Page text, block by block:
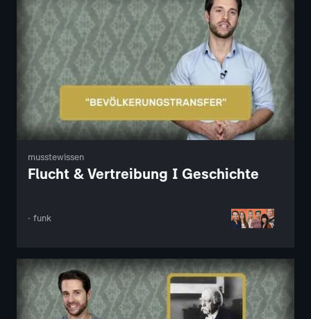
musstewissen
Flucht & Vertreibung I Geschichte
· funk